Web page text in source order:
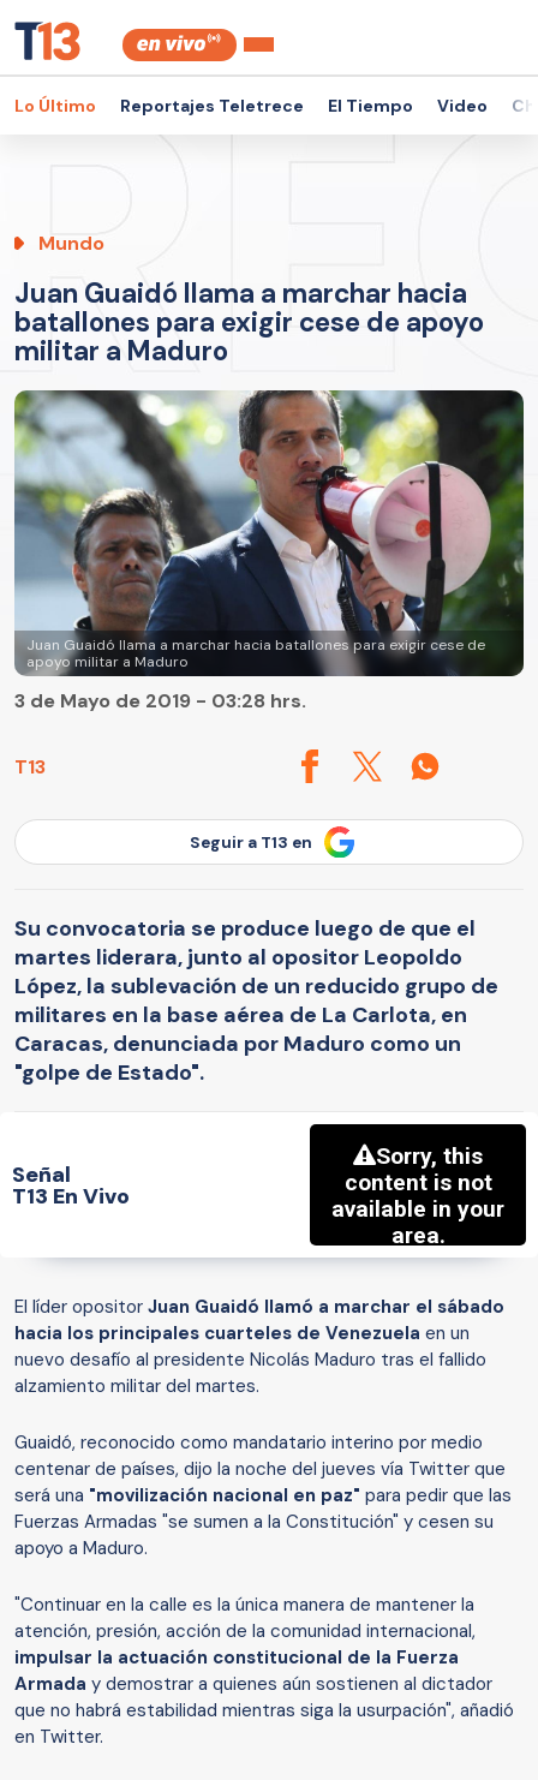
Lo Último Reportajes Teletrece El Tiempo Video
Mundo
Juan Guaidó llama a marchar hacia
batallones para exigir cese de apoyo
militar a Maduro
Juan Guaidó llama a marchar hacia batallones para exigir cese de
apoyo militar a Maduro
T13
3 de Mayo de 2019 - 03:28 hrs.
Seguir a T13 en
Su convocatoria se produce luego de que el
martes liderara, junto al opositor Leopoldo
López, la sublevación de un reducido grupo de
militares en la base aérea de La Carlota, en
Caracas, denunciada por Maduro como un
"golpe de Estado".
Señal
T13 En Vivo
El líder opositor Juan Guaidó llamó a marchar el sábado
hacia los principales cuarteles de Venezuela en un
nuevo desafío al presidente Nicolás Maduro tras el fallido
alzamiento militar del martes.
Guaidó, reconocido como mandatario interino por medio
centenar de países, dijo la noche del jueves vía Twitter que
será una "movilización nacional en paz" para pedir que las
Fuerzas Armadas "se sumen a la Constitución" y cesen su
apoyo a Maduro.
"Continuar en la calle es la única manera de mantener la
atención, presión, acción de la comunidad internacional,
impulsar la actuación constitucional de la Fuerza
Armada y demostrar a quienes aún sostienen al dictador
que no habrá estabilidad mientras siga la usurpación", añadió
en Twitter.